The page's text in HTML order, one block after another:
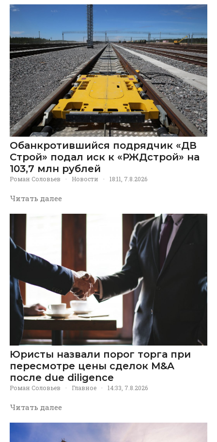
Обанкротившийся подрядчик «ДВ
Строй» подал иск к «РЖДстрой» на
103,7 млн рублей
Роман Соловьев · Новости · 18:11, 7.8.2026
Читать далее
Юристы назвали порог торга при
пересмотре цены сделок M&A
после due diligence
Роман Соловьев · Главное · 14:33, 7.8.2026
Читать далее